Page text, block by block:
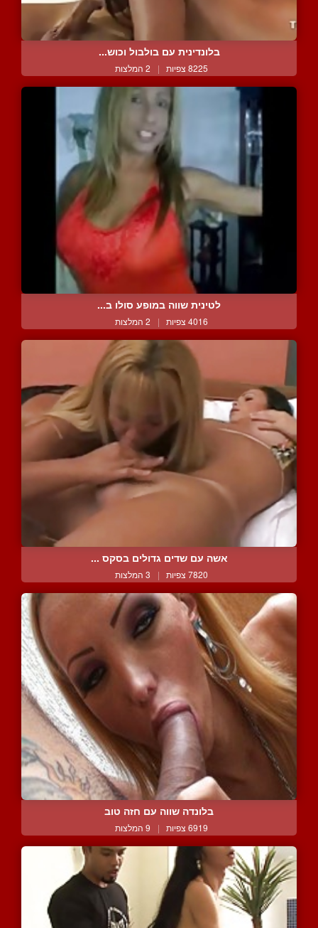
בלונדינית עם בולבול וכוש...
8225 צפיות | 2 המלצות
לטינית שווה במופע סולו ב...
4016 צפיות | 2 המלצות
אשה עם שדים גדולים בסקס ...
7820 צפיות | 3 המלצות
בלונדה שווה עם חזה טוב
6919 צפיות | 9 המלצות